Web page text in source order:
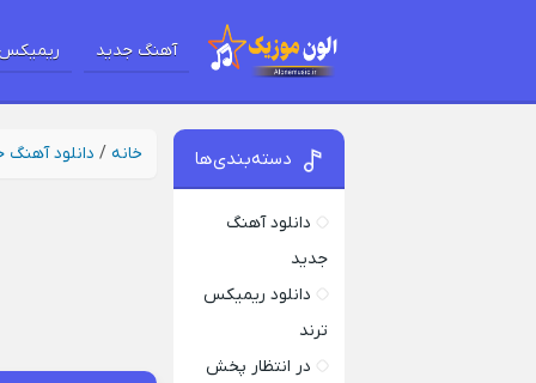
آهنگ جدید
خانه / دانلود آهنگ دسته‌بندی‌ها
دانلود آهنگ
جدید
دانلود ریمیکس
ترند
در انتظار پخش